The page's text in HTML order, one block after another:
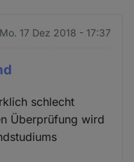
Mo. 17 Dez 2018 - 17:37
schlecht
Überprüfung wird